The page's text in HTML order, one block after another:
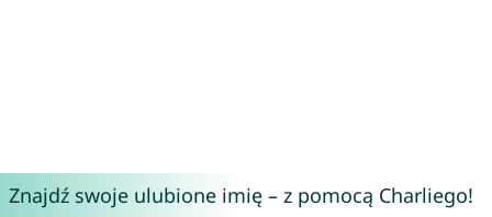
Znajdź swoje ulubione imię – z pomocą Charliego!